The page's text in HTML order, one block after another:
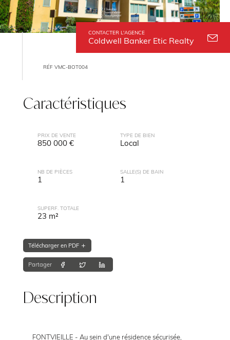
CONTACTER L'AGENCE
Coldwell Banker Etic Realty
RÉF VMC-BOT004
Caractéristiques
PRIX DE VENTE
850 000 €
TYPE DE BIEN
Local
NB DE PIÈCES
1
SALLE(S) DE BAIN
1
SUPERF. TOTALE
23 m²
Télécharger en PDF
Partager
Description
FONTVIEILLE - Au sein d'une résidence sécurisée,